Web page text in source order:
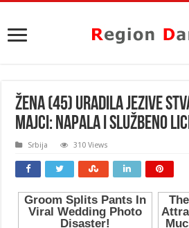
ŽENA (45) URADILA JEZIVE
MAJCI: Napala i službeno
Srbija 310 Views